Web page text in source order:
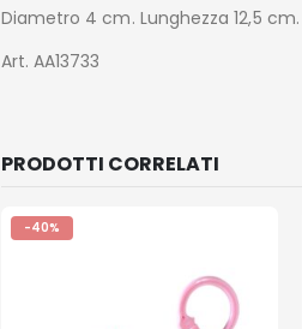
Diametro 4 cm. Lunghezza 12,5 cm.
Art. AA13733
PRODOTTI CORRELATI
-40%